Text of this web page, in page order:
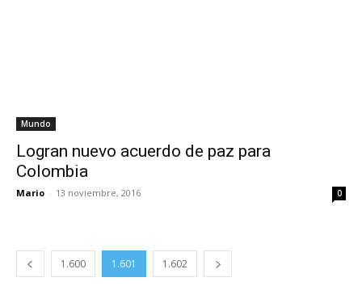
Mundo
Logran nuevo acuerdo de paz para
Colombia
Mario - 13 noviembre, 2016 0
1.600 1.601 1.602